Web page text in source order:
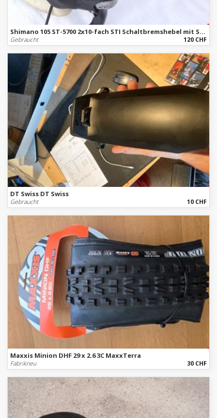
Shimano 105 ST-5700 2x10-fach STI Schaltbremshebel mit Specialized Lenker Rennrad
Gebraucht 120 CHF
DT Swiss DT Swiss
Gebraucht 10 CHF
Maxxis Minion DHF 29 x 2.6 3C MaxxTerra
Fabrikneu 30 CHF